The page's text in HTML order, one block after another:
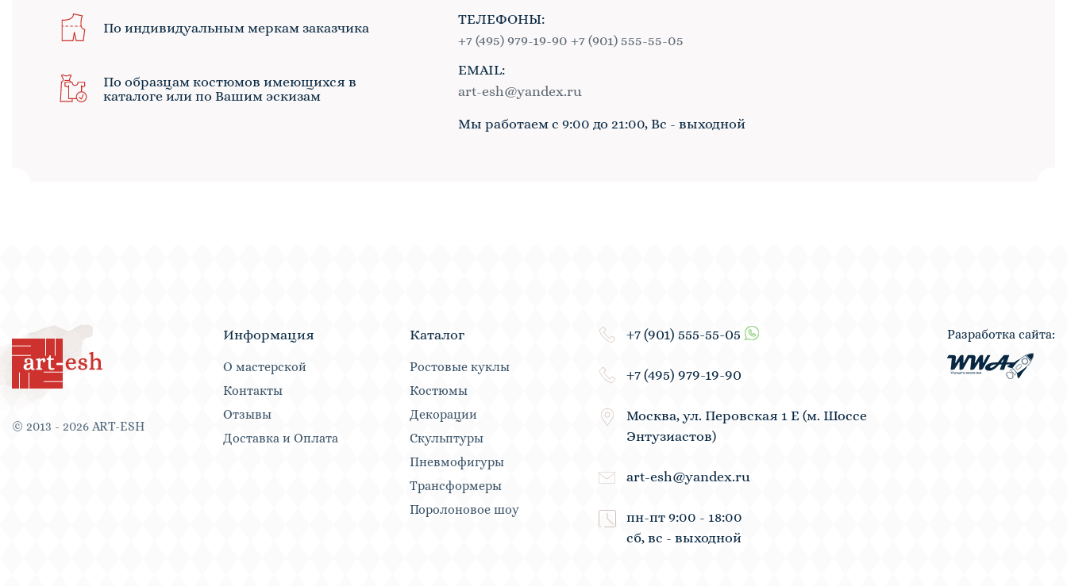
По индивидуальным меркам заказчика
По образцам костюмов имеющихся в
каталоге или по Вашим эскизам
ТЕЛЕФОНЫ:
+7 (495) 979-19-90 +7 (901) 555-55-05
EMAIL:
art-esh@yandex.ru
Мы работаем с 9:00 до 21:00, Вс - выходной
© 2013 - 2026 ART-ESH
Информация
О мастерской
Контакты
Отзывы
Доставка и Оплата
Каталог
Ростовые куклы
Костюмы
Декорации
Скульптуры
Пневмофигуры
Трансформеры
Поролоновое шоу
+7 (901) 555-55-05
+7 (495) 979-19-90
Москва, ул. Перовская 1 Е (м. Шоссе
Энтузиастов)
art-esh@yandex.ru
пн-пт 9:00 - 18:00
сб, вс - выходной
Разработка сайта: